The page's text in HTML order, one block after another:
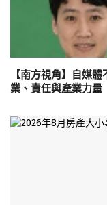
【南方視角】自媒
業、責任與產業力量